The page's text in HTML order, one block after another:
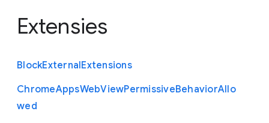
Extensies
BlockExternalExtensions
ChromeAppsWebViewPermissiveBehaviorAllo
wed